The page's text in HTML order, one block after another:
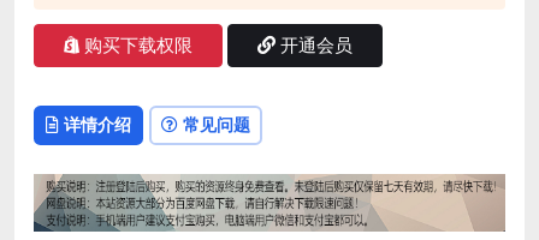
购买下载权限 开通会员
详情介绍 常见问题